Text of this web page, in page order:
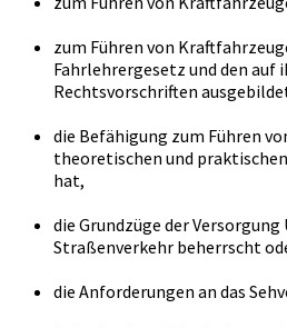
zum Führen von
Fahrlehrergesetz und den auf
Rechtsvorschriften
die Befähigung zum Führen
theoretischen und
hat,
die Grundzüge der
Straßenverkehr beherrscht
die Anforderungen an das